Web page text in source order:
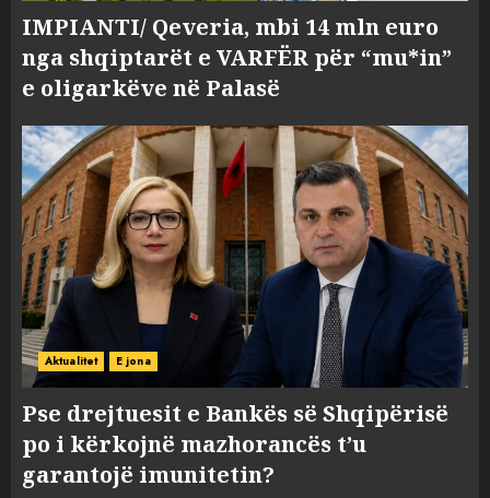
IMPIANTI/ Qeveria, mbi 14 mln euro
nga shqiptarët e VARFËR për “mu*in”
e oligarkëve në Palasë
Aktualitet E jona
Pse drejtuesit e Bankës së Shqipërisë
po i kërkojnë mazhorancës t’u
garantojë imunitetin?